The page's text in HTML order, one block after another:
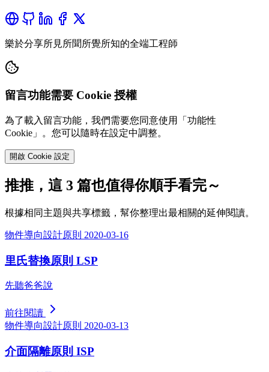
樂於分享所見所聞所覺所知的全端工程師
留言功能需要 Cookie 授權
為了載入留言功能，我們需要您同意使用「功能性
Cookie」。您可以隨時在設定中調整。
開啟 Cookie 設定
推推，這 3 篇也值得你順手看完～
根據相同主題與共享標籤，幫你整理出最相關的延伸閱讀。
物件導向設計原則 2020-03-16
里氏替換原則 LSP
先聽爸爸說
前往閱讀
物件導向設計原則 2020-03-13
介面隔離原則 ISP